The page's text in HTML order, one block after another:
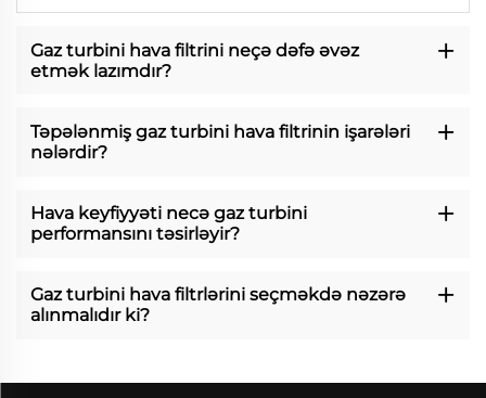
Gaz turbini hava filtrini neçə dəfə əvəz
etmək lazımdır?
Təpələnmiş gaz turbini hava filtrinin işarələri
nələrdir?
Hava keyfiyyəti necə gaz turbini
performansını təsirləyir?
Gaz turbini hava filtrlərini seçməkdə nəzərə
alınmalıdır ki?